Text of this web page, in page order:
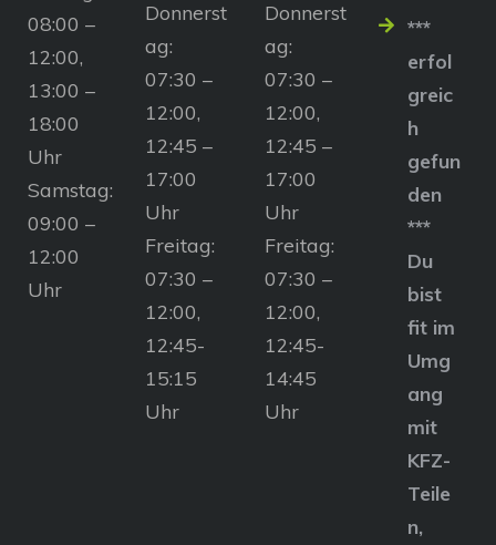
08:00 –
12:00,
13:00 –
18:00
Uhr
Samstag:
09:00 –
12:00
Uhr
Donnerst
ag:
07:30 –
12:00,
12:45 –
17:00
Uhr
Freitag:
07:30 –
12:00,
12:45-
15:15
Uhr
Donnerst
ag:
07:30 –
12:00,
12:45 –
17:00
Uhr
Freitag:
07:30 –
12:00,
12:45-
14:45
Uhr
***
erfol
greic
h
gefun
den
***
Du
bist
fit im
Umg
ang
mit
KFZ-
Teile
n,